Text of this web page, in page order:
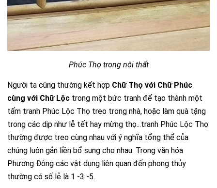
Phúc Thọ trong nội thất
Người ta cũng thường kết hợp Chữ Thọ với Chữ Phúc
cùng với Chữ Lộc trong một bức tranh để tạo thành một
tấm tranh Phúc Lộc Thọ treo trong nhà, hoặc làm quà tặng
trong các dịp như lễ tết hay mừng thọ...tranh Phúc Lộc Thọ
thường được treo cùng nhau với ý nghĩa tổng thể của
chúng luôn gắn liền bổ sung cho nhau. Trong văn hóa
Phương Đông các vật dụng liên quan đến phong thủy
thường có số lẻ là 1 -3 -5.